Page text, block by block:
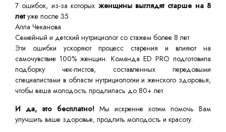
7 ошибок, из-за которых женщины выглядят старше на 8
летуже после 35
Алла Чеканова
Семейный и детский нутрициолог со стажем более 8 лет
Эти ошибки ускоряют процесс старения и влияют на
самочувствие 100% женщин. Команда ED PRO подготовила
подборку чек-листов, составленных передовыми
специалистами в области нутрициологии и женского здоровья,
чтобы ваша молодость продлилась до 80+ лет.
И да, это бесплатно! Мы искренне хотим помочь Вам
улучшить ваше здоровье, продлить молодость и красоту.